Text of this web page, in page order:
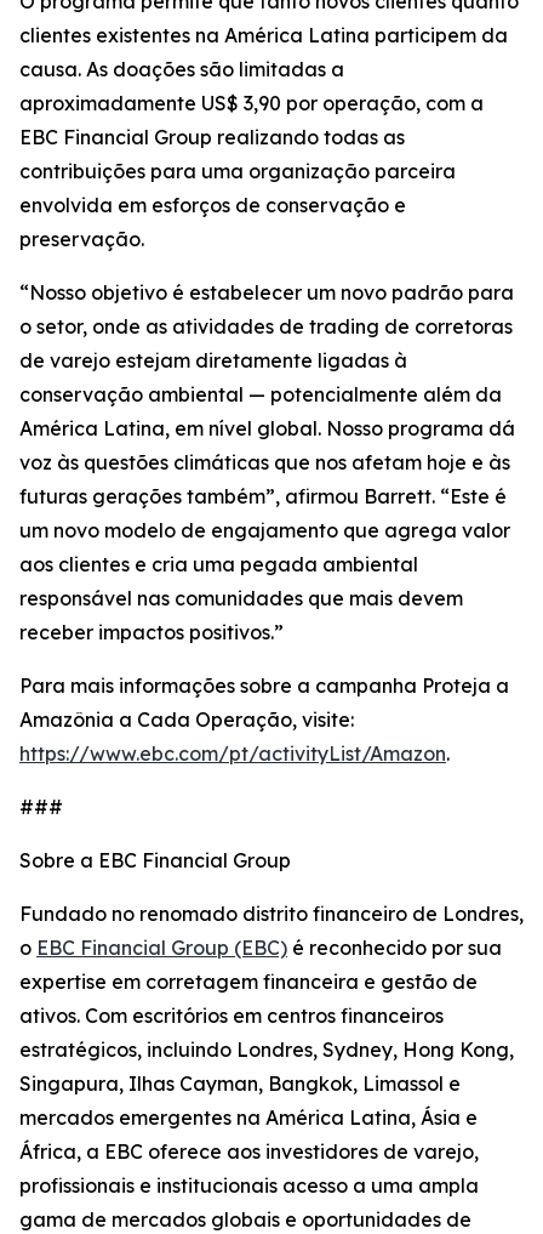
clientes existentes na América Latina participem da
causa. As doações são limitadas a
aproximadamente US$ 3,90 por operação, com a
EBC Financial Group realizando todas as
contribuições para uma organização parceira
envolvida em esforços de conservação e
preservação.
“Nosso objetivo é estabelecer um novo padrão para
o setor, onde as atividades de trading de corretoras
de varejo estejam diretamente ligadas à
conservação ambiental — potencialmente além da
América Latina, em nível global. Nosso programa dá
voz às questões climáticas que nos afetam hoje e às
futuras gerações também”, afirmou Barrett. “Este é
um novo modelo de engajamento que agrega valor
aos clientes e cria uma pegada ambiental
responsável nas comunidades que mais devem
receber impactos positivos.”
Para mais informações sobre a campanha Proteja a
Amazônia a Cada Operação, visite:
https://www.ebc.com/pt/activityList/Amazon.
###
Sobre a EBC Financial Group
Fundado no renomado distrito financeiro de Londres,
o EBC Financial Group (EBC) é reconhecido por sua
expertise em corretagem financeira e gestão de
ativos. Com escritórios em centros financeiros
estratégicos, incluindo Londres, Sydney, Hong Kong,
Singapura, Ilhas Cayman, Bangkok, Limassol e
mercados emergentes na América Latina, Ásia e
África, a EBC oferece aos investidores de varejo,
profissionais e institucionais acesso a uma ampla
gama de mercados globais e oportunidades de